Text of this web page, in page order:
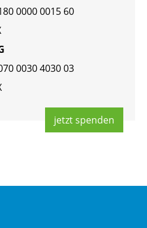
0000 0015 60
0030 4030 03
jetzt spen­den